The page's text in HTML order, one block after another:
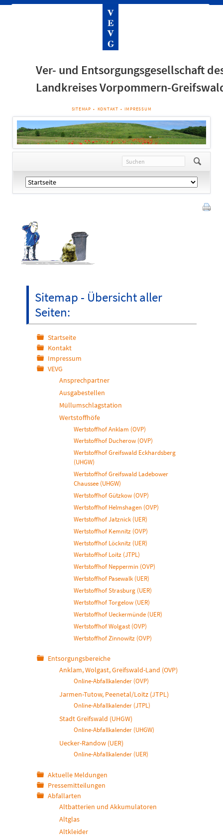
Ver- und Entsorgungsgesellschaft
Landkreises Vorpommern-
NAVIGATION
SITEMAP KONTAKT IMPRESSUM
Navigation
überspringen
Sitemap - Übersicht aller
Seiten:
Startseite
Kontakt
Impressum
VEVG
Ansprechpartner
Ausgabestellen
Müllumschlagstation
Wertstoffhöfe
Wertstoffhof Anklam (OVP)
Wertstoffhof Ducherow (OVP)
Wertstoffhof Greifswald Eckhardsberg
(UHGW)
Wertstoffhof Greifswald Ladebower
Chaussee (UHGW)
Wertstoffhof Gützkow (OVP)
Wertstoffhof Helmshagen (OVP)
Wertstoffhof Jatznick (UER)
Wertstoffhof Kemnitz (OVP)
Wertstoffhof Löcknitz (UER)
Wertstoffhof Loitz (JTPL)
Wertstoffhof Neppermin (OVP)
Wertstoffhof Pasewalk (UER)
Wertstoffhof Strasburg (UER)
Wertstoffhof Torgelow (UER)
Wertstoffhof Ueckermünde (UER)
Wertstoffhof Wolgast (OVP)
Wertstoffhof Zinnowitz (OVP)
Entsorgungsbereiche
Anklam, Wolgast, Greifswald-Land (OVP)
Online-Abfallkalender (OVP)
Jarmen-Tutow, Peenetal/Loitz (JTPL)
Online-Abfallkalender (JTPL)
Stadt Greifswald (UHGW)
Online-Abfallkalender (UHGW)
Uecker-Randow (UER)
Online-Abfallkalender (UER)
Aktuelle Meldungen
Pressemitteilungen
Abfallarten
Altbatterien und Akkumulatoren
Altglas
Altkleider